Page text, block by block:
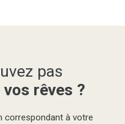
pas
rêves ?
correspondant à votre